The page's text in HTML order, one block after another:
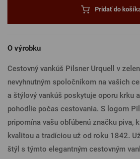
PRIHLÁSENIE CEZ SEZNAM
Pridať do
O výrobku
Cestovný vankúš Pilsner Urquell v
nevyhnutným spoločníkom na vašich
a štýlový vankúš poskytuje oporu krku
pohodlie počas cestovania. S logom
pripomína vašu obľúbenú značku piva,
kvalitou a tradíciou už od roku 1842.
štýl s týmto elegantným cestovným